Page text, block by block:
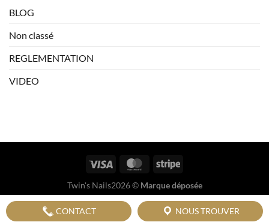
BLOG
Non classé
REGLEMENTATION
VIDEO
Twin's Nails2026 © Marque déposée
CONTACT NOUS TROUVER